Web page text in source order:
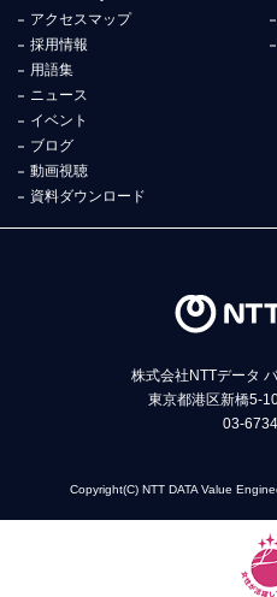
アクセスマップ
採用情報
用語集
ニュース
イベント
ブログ
動画視聴
資料ダウンロード
株式会社NTTデータ
東京都港区新橋5-
03-
Copyright(C) NTT DATA Value